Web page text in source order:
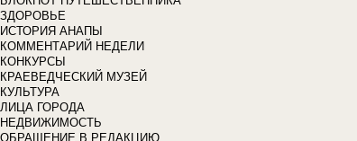
ЗДОРОВЬЕ
ИСТОРИЯ АНАПЫ
КОММЕНТАРИЙ НЕДЕЛИ
КОНКУРСЫ
КРАЕВЕДЧЕСКИЙ МУЗЕЙ
КУЛЬТУРА
ЛИЦА ГОРОДА
НЕДВИЖИМОСТЬ
ОБРАЩЕНИЕ В РЕДАКЦИЮ